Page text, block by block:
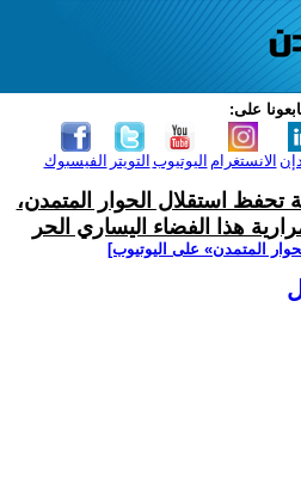
على:
الفيسبوك التويتر اليوتيوب الانستغرام
تحفظ استقلال الحوار المتمدن،
هذا الفضاء اليساري الحر
المتمدن» على اليوتيوب]